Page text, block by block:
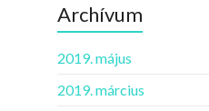
Archívum
2019. május
2019. március